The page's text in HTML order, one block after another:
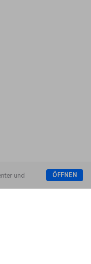
und
ÖFFNEN